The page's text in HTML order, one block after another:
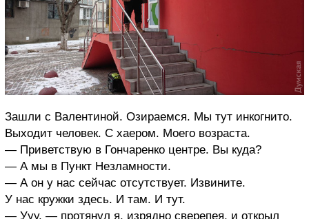
Зашли с Валентиной. Озираемся. Мы тут инкогнито.
Выходит человек. С хаером. Моего возраста.
— Приветствую в Гончаренко центре. Вы куда?
— А мы в Пункт Незламности.
— А он у нас сейчас отсутствует. Извините.
У нас кружки здесь. И там. И тут.
— Ууу, — протянул я, изрядно сверепея, и открыл